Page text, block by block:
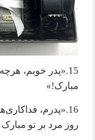
15.«پدر خوبم،
مبارک!»
16.«پدرم،
روز مرد بر تو مبارک